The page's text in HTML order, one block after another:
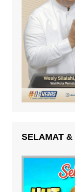
SELAMAT &